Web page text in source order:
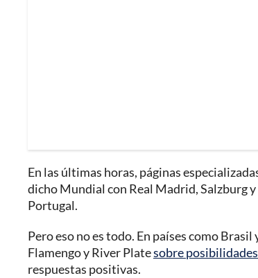
En las últimas horas, páginas
dicho Mundial con Real Madrid, Salzburg
Portugal.
Pero eso no es todo. En países como
Flamengo y River Platesobre
respuestas positivas.